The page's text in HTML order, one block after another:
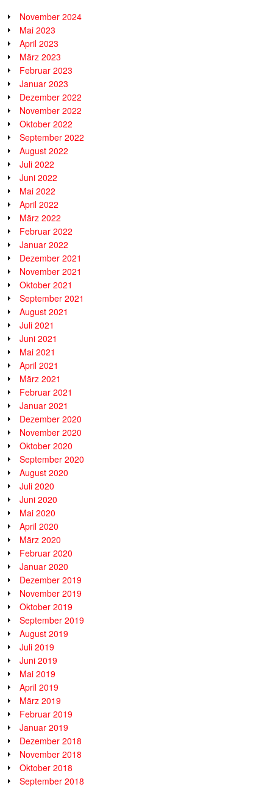
November 2024
Mai 2023
April 2023
März 2023
Februar 2023
Januar 2023
Dezember 2022
November 2022
Oktober 2022
September 2022
August 2022
Juli 2022
Juni 2022
Mai 2022
April 2022
März 2022
Februar 2022
Januar 2022
Dezember 2021
November 2021
Oktober 2021
September 2021
August 2021
Juli 2021
Juni 2021
Mai 2021
April 2021
März 2021
Februar 2021
Januar 2021
Dezember 2020
November 2020
Oktober 2020
September 2020
August 2020
Juli 2020
Juni 2020
Mai 2020
April 2020
März 2020
Februar 2020
Januar 2020
Dezember 2019
November 2019
Oktober 2019
September 2019
August 2019
Juli 2019
Juni 2019
Mai 2019
April 2019
März 2019
Februar 2019
Januar 2019
Dezember 2018
November 2018
Oktober 2018
September 2018